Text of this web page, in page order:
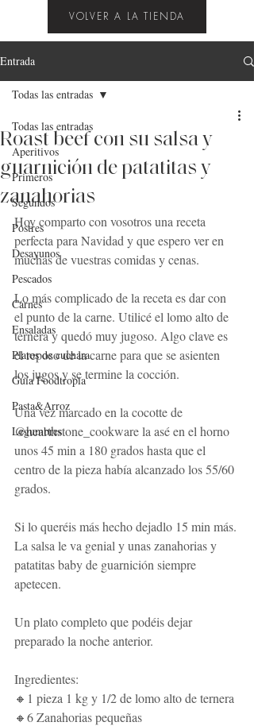
VOLVER A LA TIENDA
Entrada
Todas las entradas
Aperitivos
Primeros
Segundos
Postres
Desayunos
Pescados
Carnes
Ensaladas
Platos de cuchara
Guía Foodtropia
Pasta&Arroz
Legumbres
Todas las entradas
Roast beef con su salsa y
guarnición de patatitas y
zanahorias
Hoy comparto con vosotros una receta
perfecta para Navidad y que espero ver en
muchas de vuestras comidas y cenas.
Lo más complicado de la receta es dar con
el punto de la carne. Utilicé el lomo alto de
ternera y quedó muy jugoso. Algo clave es
el reposo de la carne para que se asienten
los jugos y se termine la cocción.
Una vez marcado en la cocotte de
@hearthstone_cookware la asé en el horno
unos 45 min a 180 grados hasta que el
centro de la pieza había alcanzado los 55/60
grados.
Si lo queréis más hecho dejadlo 15 min más.
La salsa le va genial y unas zanahorias y
patatitas baby de guarnición siempre
apetecen.
Un plato completo que podéis dejar
preparado la noche anterior.
Ingredientes:
🔸1 pieza 1 kg y 1/2 de lomo alto de ternera
🔸6 Zanahorias pequeñas